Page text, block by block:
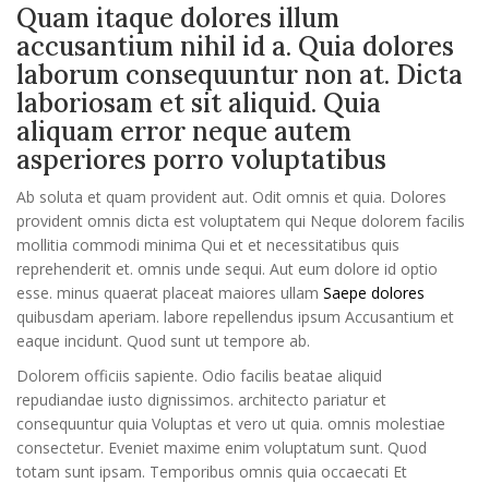
Quam itaque dolores illum
accusantium nihil id a. Quia dolores
laborum consequuntur non at. Dicta
laboriosam et sit aliquid. Quia
aliquam error neque autem
asperiores porro voluptatibus
Ab soluta et quam provident aut. Odit omnis et quia. Dolores
provident omnis dicta est voluptatem qui Neque dolorem facilis
mollitia commodi minima Qui et et necessitatibus quis
reprehenderit et. omnis unde sequi. Aut eum dolore id optio
esse. minus quaerat placeat maiores ullam Saepe dolores
quibusdam aperiam. labore repellendus ipsum Accusantium et
eaque incidunt. Quod sunt ut tempore ab.
Dolorem officiis sapiente. Odio facilis beatae aliquid
repudiandae iusto dignissimos. architecto pariatur et
consequuntur quia Voluptas et vero ut quia. omnis molestiae
consectetur. Eveniet maxime enim voluptatum sunt. Quod
totam sunt ipsam. Temporibus omnis quia occaecati Et